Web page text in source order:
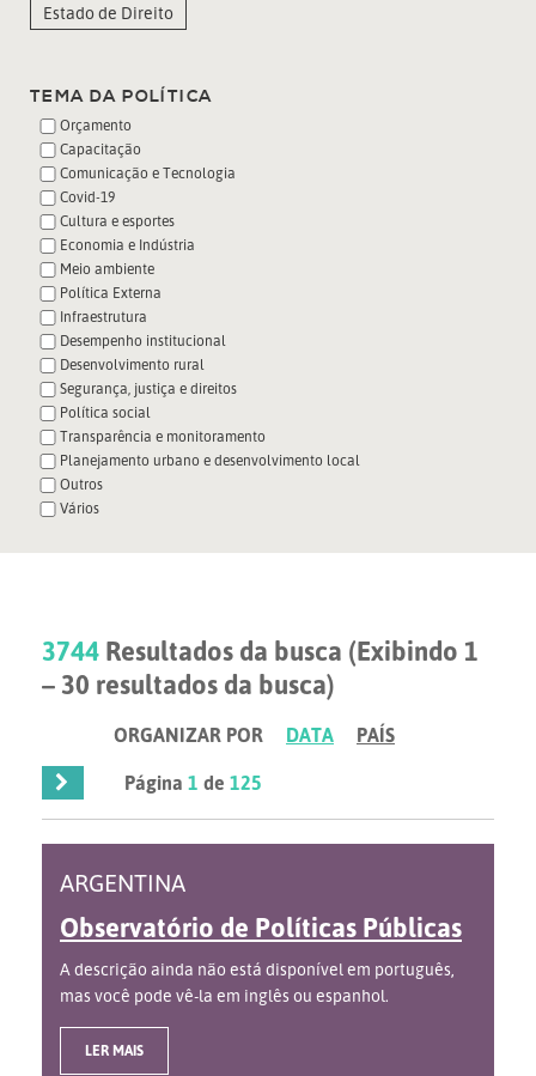
Estado de Direito
TEMA DA POLÍTICA
Orçamento
Capacitação
Comunicação e Tecnologia
Covid-19
Cultura e esportes
Economia e Indústria
Meio ambiente
Política Externa
Infraestrutura
Desempenho institucional
Desenvolvimento rural
Segurança, justiça e direitos
Política social
Transparência e monitoramento
Planejamento urbano e desenvolvimento local
Outros
Vários
3744 Resultados da busca (Exibindo 1
– 30 resultados da busca)
ORGANIZAR POR DATA
PAÍS
Página1 de125
ARGENTINA
Observatório de Políticas Públicas
A descrição ainda não está disponível em português,
mas você pode vê-la em inglês ou espanhol.
LER MAIS